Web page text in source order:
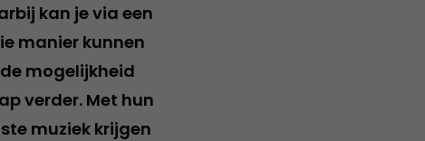
kan je via een
manier kunnen
mogelijkheid
verder. Met hun
muziek krijgen